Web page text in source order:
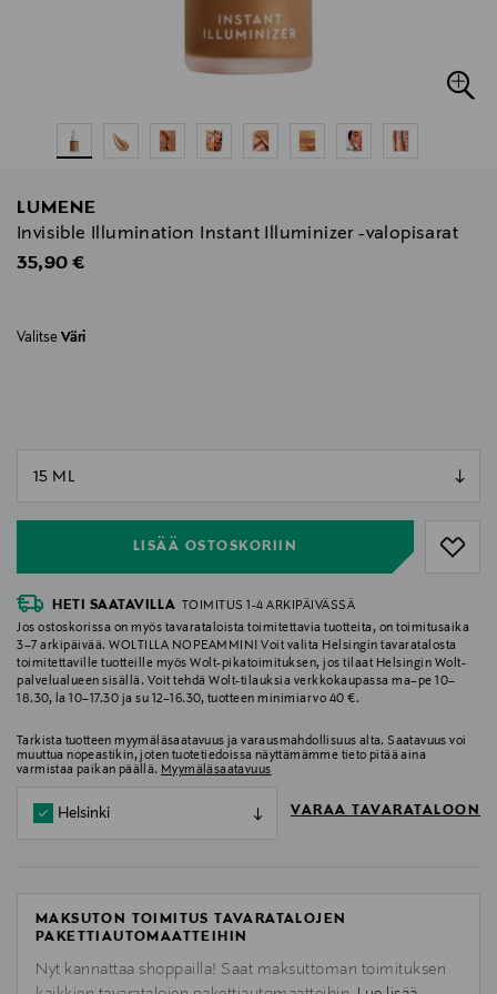
LUMENE
Invisible Illumination Instant Illuminizer -valopisarat
Original Price
35,90 €
Valitse Väri
LISÄÄ OSTOSKORIIN
HETI SAATAVILLA
TOIMITUS 1-4 ARKIPÄIVÄSSÄ
Jos ostoskorissa on myös tavarataloista toimitettavia tuotteita, on toimitusaika
3–7 arkipäivää. WOLTILLA NOPEAMMIN! Voit valita Helsingin tavaratalosta
toimitettaville tuotteille myös Wolt-pikatoimituksen, jos tilaat Helsingin Wolt-
palvelualueen sisällä. Voit tehdä Wolt-tilauksia verkkokaupassa ma–pe 10–
18.30, la 10–17.30 ja su 12–16.30, tuotteen minimiarvo 40 €.
Tarkista tuotteen myymäläsaatavuus ja varausmahdollisuus alta. Saatavuus voi
muuttua nopeastikin, joten tuotetiedoissa näyttämämme tieto pitää aina
varmistaa paikan päällä. Myymäläsaatavuus
Helsinki VARAA TAVARATALOON
MAKSUTON TOIMITUS TAVARATALOJEN
PAKETTIAUTOMAATTEIHIN
Nyt kannattaa shoppailla! Saat maksuttoman toimituksen